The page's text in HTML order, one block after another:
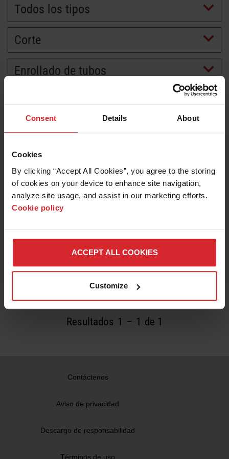
Consent Details About
Cookies
By clicking “Accept All Cookies”, you agree to the storing
of cookies on your device to enhance site navigation,
analyze site usage, and assist in our marketing efforts.
Cookie policy
ACCEPT ALL COOKIES
Customize
Todos los tipos
Corte
Enrollado de tubos
Historia de clientes
programación del robot
Resultados 1 – 1 de 1
Contáctenos
Aviso de privacidad
Descargo de responsabilidad
Términos de uso